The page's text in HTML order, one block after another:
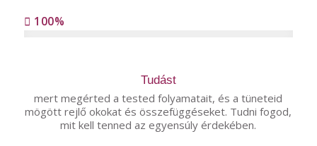
100%
Tudást
mert megérted a tested folyamatait, és a tüneteid
mögött rejlő okokat és összefüggéseket. Tudni fogod,
mit kell tenned az egyensúly érdekében.